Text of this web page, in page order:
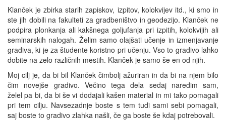
Klanček je zbirka starih zapiskov, izpitov, kolokvijev itd., ki smo in
ste jih dobili na fakulteti za gradbeništvo in geodezijo. Klanček ne
podpira plonkanja ali kakšnega goljufanja pri izpitih, kolokvijih ali
seminarskih nalogah. Želim samo olajšati učenje in izmenjavanje
gradiva, ki je za študente koristno pri učenju. Vso to gradivo lahko
dobite na zelo različnih mestih. Klanček je samo še en od njih.
Moj cilj je, da bi bil Klanček čimbolj ažuriran in da bi na njem bilo
čim novejše gradivo. Večino tega dela sedaj naredim sam,
želel pa bi, da bi še vi dodajali kašen material in mi tako pomagali
pri tem cilju. Navsezadnje boste s tem tudi sami sebi pomagali,
saj boste to gradivo zlahka našli, če ga boste še kdaj potrebovali.